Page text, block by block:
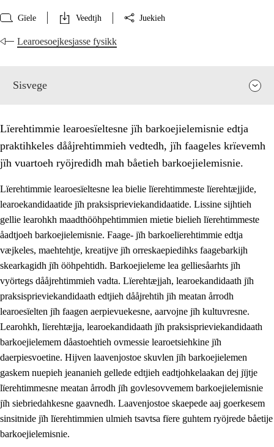
Gïele Veedtjh Juekieh
Learoesoejkesjasse fysikk
Sisvege
3. Prinsihph skuvlen rïektesisnie
3.1 Feerhmeles lïeremebyjrese
3.2 Ööhpehtimmie jïh sjïehtedamme lïerehtimmie
3.3 Gåetie jïh skuvle laavenjostoeh
3.4 Lïerehtimmie learoesïeltesne jïh barkoejielemisnie
3.5 Profesjonsektievoete jïh skuvleevtiedimmie
Lïerehtimmie learoesïeltesne jïh barkoejielemisnie edtja
praktihkeles dååjrehtimmieh vedtedh, jïh faageles krïevemh
jïh vuartoeh ryöjredidh mah båetieh barkoejielemisnie.
Lïerehtimmie learoesïeltesne lea bielie lïerehtimmeste lïerehtæjjide,
learoekandidaatide jïh praksisprieviekandidaatide. Lissine sijhtieh
gellie learohkh maadthööhpehtimmien mietie bielieh lïerehtimmeste
åadtjoeh barkoejielemisnie. Faage- jïh barkoelïerehtimmie edtja
væjkeles, maehtehtje, kreatijve jïh orreskaepiedihks faagebarkijh
skearkagidh jïh ööhpehtidh. Barkoejieleme lea gelliesåarhts jïh
vyörtegs dååjrehtimmieh vadta. Lïerehtæjjah, learoekandidaath jïh
praksisprieviekandidaath edtjieh dååjrehtih jïh meatan årrodh
learoesïelten jïh faagen aerpievuekesne, aarvojne jïh kultuvresne.
Learohkh, lïerehtæjja, learoekandidaath jïh praksisprieviekandidaath
barkoejielemem dåastoehtieh ovmessie learoetsiehkine jïh
daerpiesvoetine. Hijven laavenjostoe skuvlen jïh barkoejielemen
gaskem nuepieh jeananieh gellede edtjieh eadtjohkelaakan dej jïjtje
lïerehtimmesne meatan årrodh jïh govlesovvemem barkoejielemisnie
jïh siebriedahkesne gaavnedh. Laavenjostoe skaepede aaj goerkesem
sinsitnide jïh lïerehtimmien ulmieh tsavtsa fïere guhtem ryöjrede båetije
barkoejielemisnie.